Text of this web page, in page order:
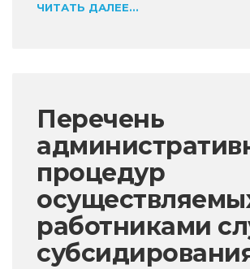
ЧИТАТЬ ДАЛЕЕ...
Перечень
процедур
работниками